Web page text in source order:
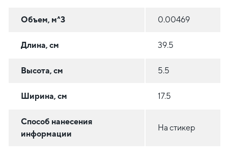
Объем, м^3 0.00469
Длина, см 39.5
Высота, см 5.5
Ширина, см 17.5
Способ нанесения
информации
На стикер